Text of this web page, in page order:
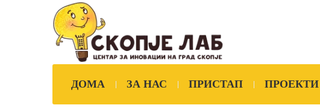
ДОМА ЗА НАС ПРИСТАП ПРОЕКТИ